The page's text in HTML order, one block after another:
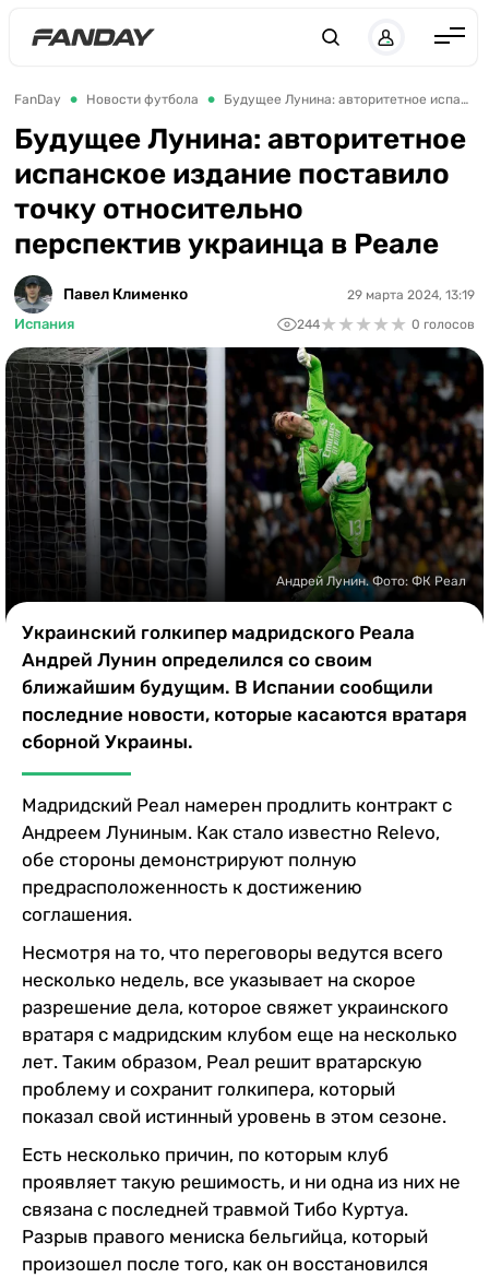
Англия
Испания
Германия
Италия
Франция
Украина
ЛЧ
ЛЕ
ЧЕ-2028
Букмекеры
Казино
FanDay Новости футбола Будущее Лунина: авторитетное испанское издание поставило точку относительно перспектив украинца в Реале
Будущее Лунина: авторитетное
испанское издание поставило
точку относительно
перспектив украинца в Реале
Павел Клименко
Испания
29 марта 2024, 13:19
244★★★★★
★★★★★ 0 голосов
Андрей Лунин. Фото: ФК Реал
Украинский голкипер мадридского Реала
Андрей Лунин определился со своим
ближайшим будущим. В Испании сообщили
последние новости, которые касаются вратаря
сборной Украины.
Мадридский Реал намерен продлить контракт с
Андреем Луниным. Как стало известно Relevo,
обе стороны демонстрируют полную
предрасположенность к достижению
соглашения.
Несмотря на то, что переговоры ведутся всего
несколько недель, все указывает на скорое
разрешение дела, которое свяжет украинского
вратаря с мадридским клубом еще на несколько
лет. Таким образом, Реал решит вратарскую
проблему и сохранит голкипера, который
показал свой истинный уровень в этом сезоне.
Есть несколько причин, по которым клуб
проявляет такую решимость, и ни одна из них не
связана с последней травмой Тибо Куртуа.
Разрыв правого мениска бельгийца, который
произошел после того, как он восстановился